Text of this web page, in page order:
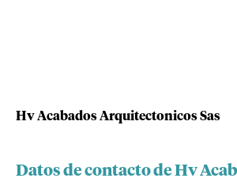
Hv Acabados Arquitectonicos Sas
Datos de contacto de Hv